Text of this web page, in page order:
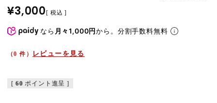
¥3,000 税込
なら 月々1,000円から。分割手数料無料
（0 件） レビューを見る
[ 60 ポイント進呈 ]